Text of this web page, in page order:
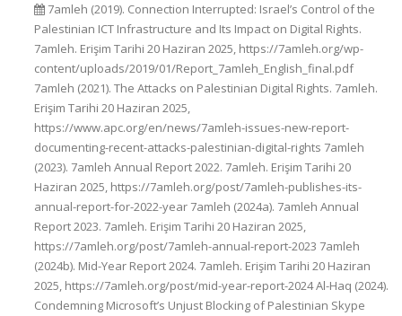
7amleh (2019). Connection Interrupted: Israel’s Control of the
Palestinian ICT Infrastructure and Its Impact on Digital Rights.
7amleh. Erişim Tarihi 20 Haziran 2025, https://7amleh.org/wp-
content/uploads/2019/01/Report_7amleh_English_final.pdf
7amleh (2021). The Attacks on Palestinian Digital Rights. 7amleh.
Erişim Tarihi 20 Haziran 2025,
https://www.apc.org/en/news/7amleh-issues-new-report-
documenting-recent-attacks-palestinian-digital-rights 7amleh
(2023). 7amleh Annual Report 2022. 7amleh. Erişim Tarihi 20
Haziran 2025, https://7amleh.org/post/7amleh-publishes-its-
annual-report-for-2022-year 7amleh (2024a). 7amleh Annual
Report 2023. 7amleh. Erişim Tarihi 20 Haziran 2025,
https://7amleh.org/post/7amleh-annual-report-2023 7amleh
(2024b). Mid-Year Report 2024. 7amleh. Erişim Tarihi 20 Haziran
2025, https://7amleh.org/post/mid-year-report-2024 Al-Haq (2024).
Condemning Microsoft’s Unjust Blocking of Palestinian Skype